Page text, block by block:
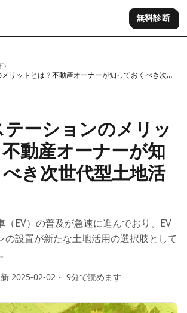
無料診断
›
EV充電ステーションのメリットとは？不動産オーナーが知っておくべき次世代型土地活用法
テーションのメリッ
動産オーナーが知
き次世代型土地活
（EV）の普及が急速に進んでおり、EV
の設置が新たな土地活用の選択肢として
2025-02-02 ・ 9分で読めます